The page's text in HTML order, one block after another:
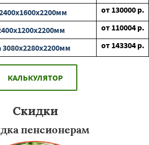
от 130000 р.
от 110004 р.
от 143304 р.
КАЛЬКУЛЯТОР
Скидки
пенсионерам